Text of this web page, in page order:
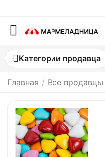
Категории продавца
Главная / Все продавцы